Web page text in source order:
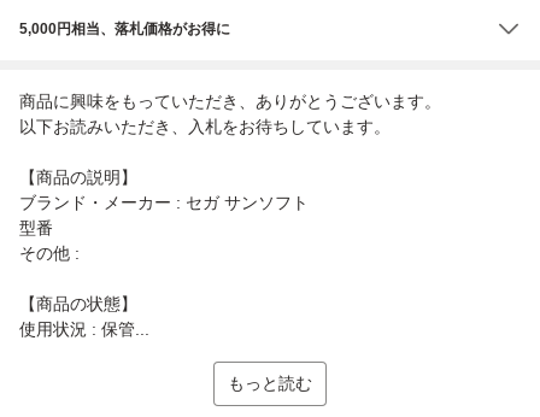
5,000円相当、落札価格がお得に
商品に興味をもっていただき、ありがとうございます。
以下お読みいただき、入札をお待ちしています。
【商品の説明】
ブランド・メーカー : セガ サンソフト
型番
その他 :
【商品の状態】
使用状況 : 保管...
もっと読む